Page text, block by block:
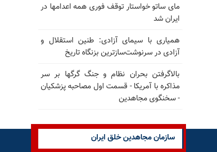
مای ساتو خواستار توقف فوری همه اعدامها در
ایران شد
همیاری با سیمای آزادی: طنین استقلال و
آزادی در سرنوشت‌سازترین بزنگاه تاریخ
بالا‌گرفتن بحران نظام و جنگ گرگها بر سر
مذاکره با آمریکا - قسمت اول مصاحبه پزشکیان
- سخنگوی مجاهدین
سازمان مجاهدین خلق ایران